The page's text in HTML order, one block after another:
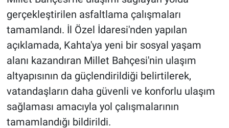
gerçekleştirilen asfaltlama çalışmaları
tamamlandı. İl Özel İdaresi'nden yapılan
açıklamada, Kahta'ya yeni bir sosyal yaşam
alanı kazandıran Millet Bahçesi'nin ulaşım
altyapısının da güçlendirildiği belirtilerek,
vatandaşların daha güvenli ve konforlu ulaşım
sağlaması amacıyla yol çalışmalarının
tamamlandığı bildirildi.